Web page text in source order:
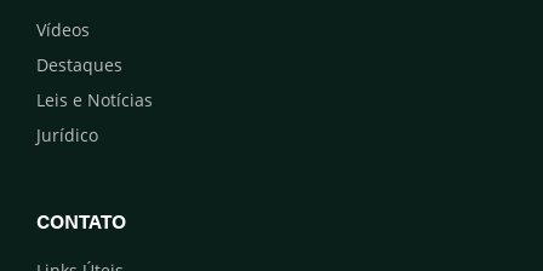
Vídeos
Destaques
Leis e Notícias
Jurídico
CONTATO